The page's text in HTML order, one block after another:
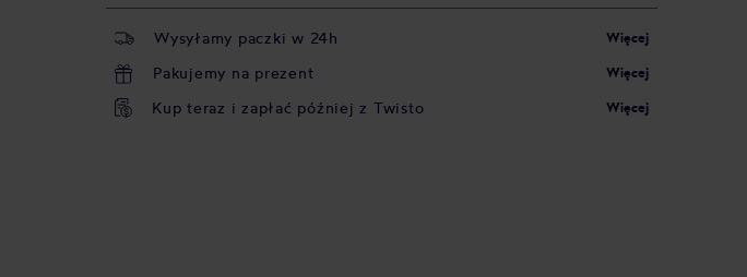
Wysyłamy paczki w 24h Więcej
Pakujemy na prezent Więcej
Kup teraz i zapłać później z Twisto Więcej